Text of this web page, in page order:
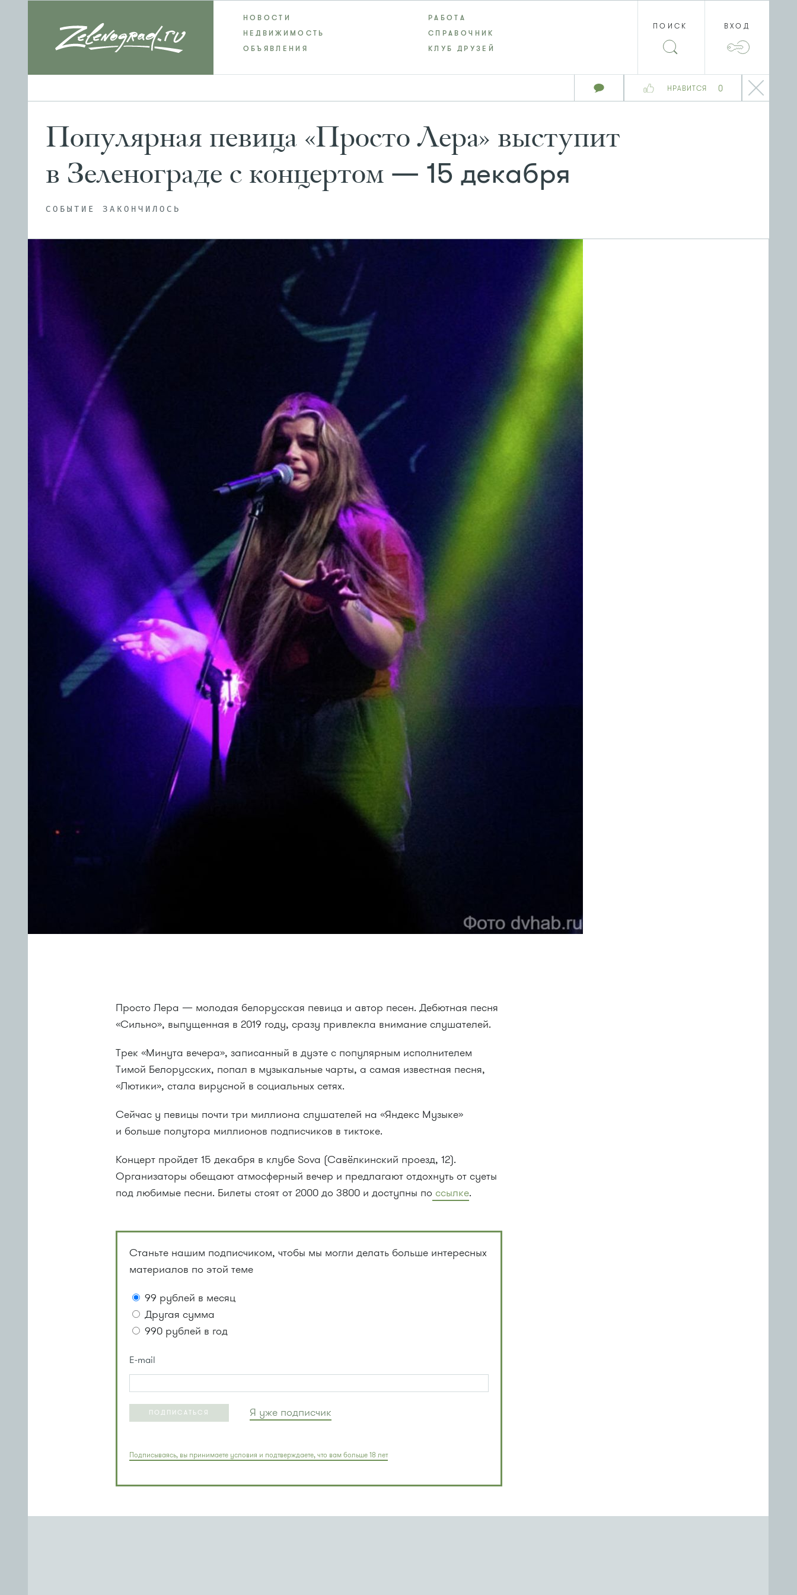
НРАВИТСЯ 0
НОВОСТИ
РАБОТА
НЕДВИЖИМОСТЬ
СПРАВОЧНИК
ОБЪЯВЛЕНИЯ
КЛУБ ДРУЗЕЙ
ПОИСК ВХОД
Популярная певица «Просто Лера» выступит
в Зеленограде с концертом — 15 декабря
СОБЫТИЕ ЗАКОНЧИЛОСЬ
Просто Лера — молодая белорусская певица и автор песен. Дебютная песня
«Сильно», выпущенная в 2019 году, сразу привлекла внимание слушателей.
Трек «Минута вечера», записанный в дуэте с популярным исполнителем
Тимой Белорусских, попал в музыкальные чарты, а самая известная песня,
«Лютики», стала вирусной в социальных сетях.
Сейчас у певицы почти три миллиона слушателей на «Яндекс Музыке»
и больше полутора миллионов подписчиков в тиктоке.
Концерт пройдет 15 декабря в клубе Sova (Савёлкинский проезд, 12).
Организаторы обещают атмосферный вечер и предлагают отдохнуть от суеты
под любимые песни. Билеты стоят от 2000 до 3800 и доступны по ссылке.
Станьте нашим подписчиком, чтобы мы могли делать больше интересных
материалов по этой теме
99 рублей в месяц
Другая сумма
990 рублей в год
E-mail
ПОДПИСАТЬСЯ Я уже подписчик
Подписываясь, вы принимаете условия и подтверждаете, что вам больше 18 лет